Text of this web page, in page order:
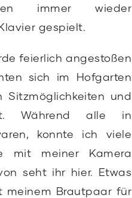
immer wieder
gespielt.
feierlich angestoßen
sich im Hofgarten
Sitzmöglichkeiten und
Während alle in
konnte ich viele
mit meiner Kamera
seht ihr hier. Etwas
meinem Brautpaar für